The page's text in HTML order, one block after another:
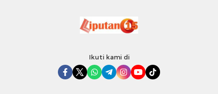
Ikuti kami di